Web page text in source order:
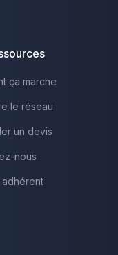
ça marche
le réseau
un devis
nous